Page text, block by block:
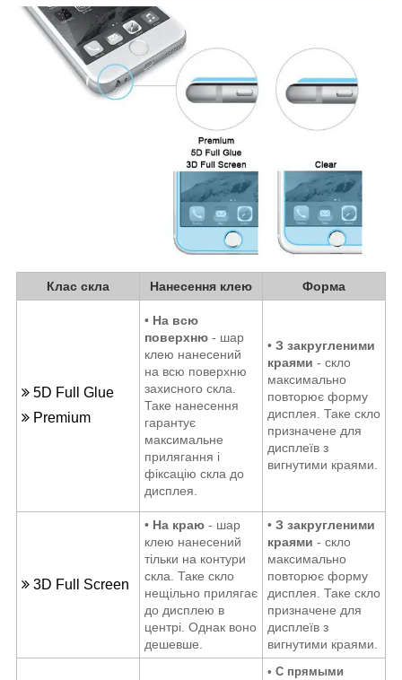
Клас скла Нанесення клею Форма
5D Full Glue
Premium
• На всю
поверхню - шар
клею нанесений
на всю поверхню
захисного скла.
Таке нанесення
гарантує
максимальне
прилягання і
фіксацію скла до
дисплея.
• З закругленими
краями - скло
максимально
повторює форму
дисплея. Таке скло
призначене для
дисплеїв з
вигнутими краями.
3D Full Screen
• На краю - шар
клею нанесений
тільки на контури
скла. Таке скло
нещільно прилягає
до дисплею в
центрі. Однак воно
дешевше.
• З закругленими
краями - скло
максимально
повторює форму
дисплея. Таке скло
призначене для
дисплеїв з
вигнутими краями.
• С прямыми